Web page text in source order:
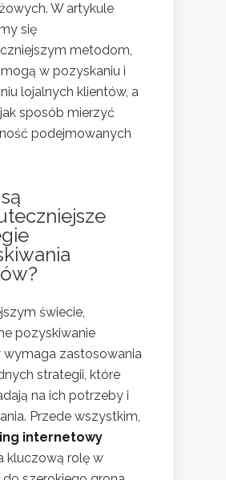
W artykule
się
metodom,
w pozyskaniu i
lojalnych klientów, a
sposób mierzyć
podejmowanych
świecie,
pozyskiwanie
wymaga zastosowania
strategii, które
na ich potrzeby i
Przede wszystkim,
internetowy
kluczową rolę w